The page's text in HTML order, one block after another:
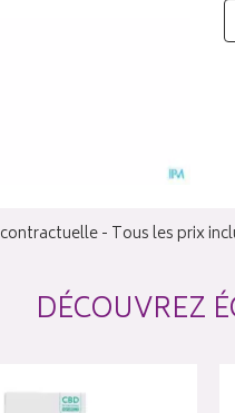
- Tous les prix
DÉCOUVREZ